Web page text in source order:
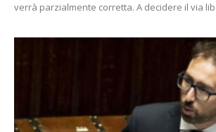
verrà parzialmente corretta. A decidere il via